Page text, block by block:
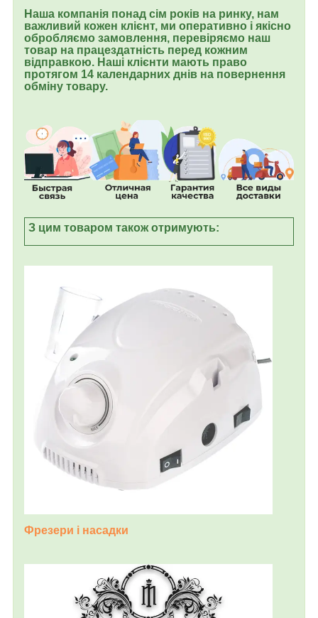
Наша компанія понад сім років на ринку, нам
важливий кожен клієнт, ми оперативно і якісно
обробляємо замовлення, перевіряємо наш
товар на працездатність перед кожним
відправкою. Наші клієнти мають право
протягом 14 календарних днів на повернення
обміну товару.
З цим товаром також отримують:
Фрезери і насадки